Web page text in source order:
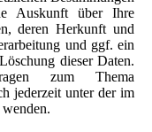
Auskunft über Ihre
deren Herkunft und
und ggf. ein
dieser Daten.
zum Thema
jederzeit unter der im
wenden.